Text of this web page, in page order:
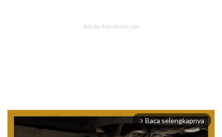
arrow_forward_ios Baca selengkapnya